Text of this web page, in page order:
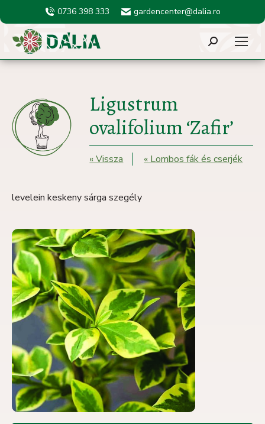
0736 398 333 gardencenter@dalia.ro
Search:
Ligustrum
ovalifolium ‘Zafir’
« Vissza « Lombos fák és cserjék
levelein keskeny sárga szegély